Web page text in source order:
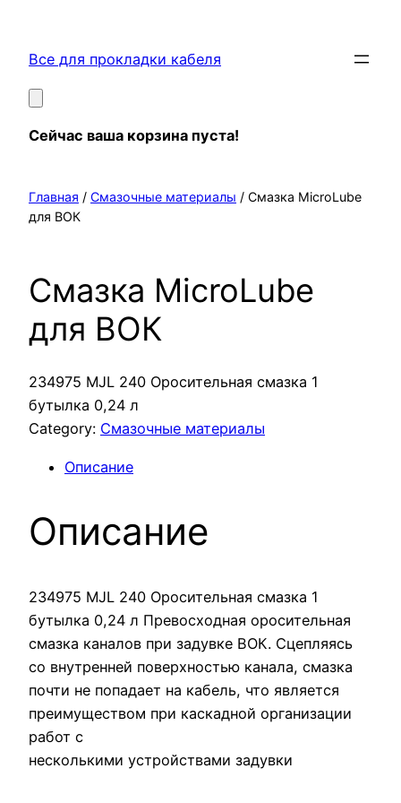
содержимому
Все для прокладки кабеля
Сейчас ваша корзина пуста!
Главная / Смазочные материалы / Смазка MicroLube
для ВОК
Смазка MicroLube
для ВОК
234975 MJL 240 Оросительная смазка 1
бутылка 0,24 л
Category: Смазочные материалы
Описание
Описание
234975 MJL 240 Оросительная смазка 1
бутылка 0,24 л Превосходная оросительная
смазка каналов при задувке ВОК. Сцепляясь
со внутренней поверхностью канала, смазка
почти не попадает на кабель, что является
преимуществом при каскадной организации
работ с
несколькими устройствами задувки